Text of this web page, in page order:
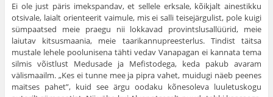
Ei ole just päris imekspandav, et sellele erksale, kõikjalt ainestikku
otsivale, laialt orienteerit vaimule, mis ei salli teisejärgulist, pole kuigi
sümpaatsed meie praegu nii lokkavad provintslusallüürid, meie
laiutav kitsusmaania, meie taarikannupreesterlus. Tindist täitsa
mustale lehele poolunisena tähti vedav Vanapagan ei kannata tema
silmis võistlust Medusade ja Mefistodega, keda pakub avaram
välismaailm. „Kes ei tunne mee ja pipra vahet, muidugi näeb peenes
maitses pahet”, kuid see ärgu oodaku kõnesoleva luuletuskogu